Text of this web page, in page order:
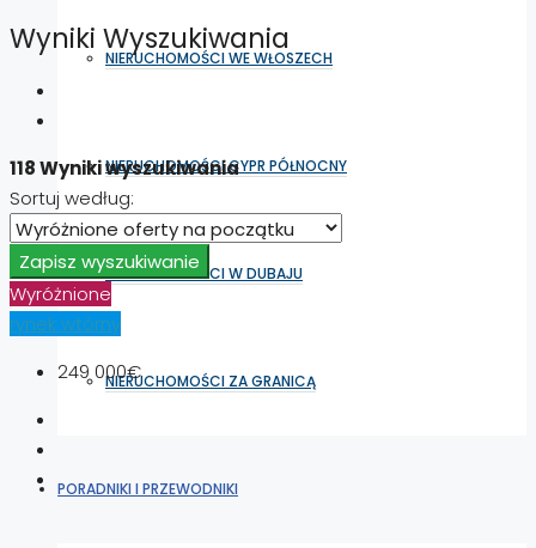
NIERUCHOMOŚCI WE WŁOSZECH
NIERUCHOMOŚCI CYPR PÓŁNOCNY
NIERUCHOMOŚCI W DUBAJU
NIERUCHOMOŚCI ZA GRANICĄ
PORADNIKI I PRZEWODNIKI
Wyniki Wyszukiwania
118 Wyniki wyszukiwania
Sortuj według:
Zapisz wyszukiwanie
Wyróżnione
rynek wtórny
249 000€